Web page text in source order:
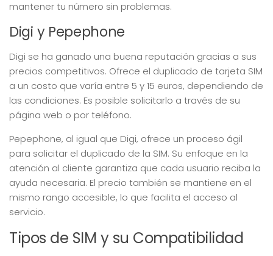
mantener tu número sin problemas.
Digi y Pepephone
Digi se ha ganado una buena reputación gracias a sus
precios competitivos. Ofrece el duplicado de tarjeta SIM
a un costo que varía entre 5 y 15 euros, dependiendo de
las condiciones. Es posible solicitarlo a través de su
página web o por teléfono.
Pepephone, al igual que Digi, ofrece un proceso ágil
para solicitar el duplicado de la SIM. Su enfoque en la
atención al cliente garantiza que cada usuario reciba la
ayuda necesaria. El precio también se mantiene en el
mismo rango accesible, lo que facilita el acceso al
servicio.
Tipos de SIM y su Compatibilidad